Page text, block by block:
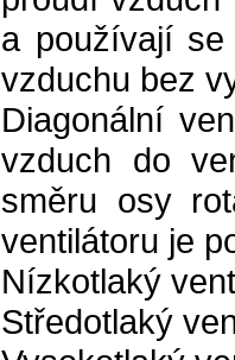
a používají
vzduchu bez
Diagonální
vzduch do
směru osy
ventilátoru je
Nízkotlaký
Středotlaký